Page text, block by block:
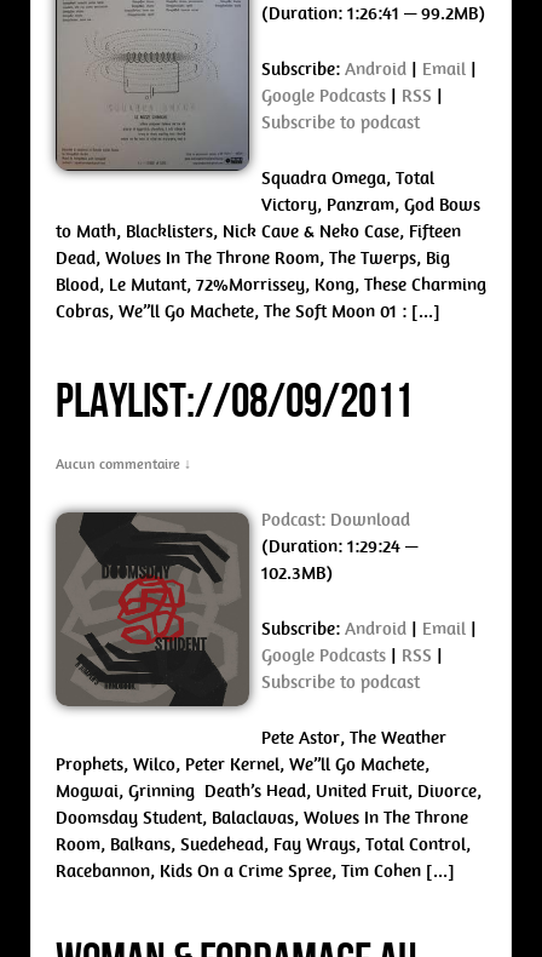
(Duration: 1:26:41 — 99.2MB)
Subscribe: Android Email
Google Podcasts
RSS
Subscribe to podcast
Squadra Omega, Total
Victory, Panzram, God Bows
to Math, Blacklisters, Nick Cave & Neko Case, Fifteen
Dead, Wolves In The Throne Room, The Twerps, Big
Blood, Le Mutant, 72%Morrissey, Kong, These Charming
Cobras, We”ll Go Machete, The Soft Moon 01 : […]
PLAYLIST://08/09/2011
Aucun commentaire ↓
Podcast: Download
(Duration: 1:29:24 —
102.3MB)
Subscribe: Android | Email |
Google Podcasts | RSS |
Subscribe to podcast
Pete Astor, The Weather
Prophets, Wilco, Peter Kernel, We”ll Go Machete,
Mogwai, Grinning Death’s Head, United Fruit, Divorce,
Doomsday Student, Balaclavas, Wolves In The Throne
Room, Balkans, Suedehead, Fay Wrays, Total Control,
Racebannon, Kids On a Crime Spree, Tim Cohen […]